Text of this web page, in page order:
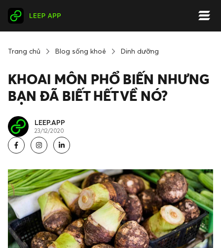
Trang chủ Blog sống khoẻ Dinh dưỡng
KHOAI MÔN PHỔ BIẾN NHƯNG
BẠN ĐÃ BIẾT HẾT VỀ NÓ?
LEEP.APP
23/12/2020